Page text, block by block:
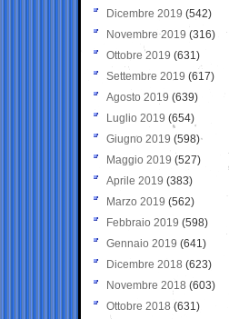
Dicembre 2019 (542)
Novembre 2019 (316)
Ottobre 2019 (631)
Settembre 2019 (617)
Agosto 2019 (639)
Luglio 2019 (654)
Giugno 2019 (598)
Maggio 2019 (527)
Aprile 2019 (383)
Marzo 2019 (562)
Febbraio 2019 (598)
Gennaio 2019 (641)
Dicembre 2018 (623)
Novembre 2018 (603)
Ottobre 2018 (631)